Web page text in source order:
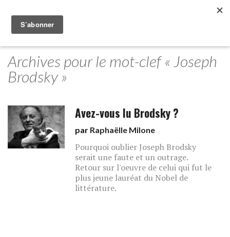
Archives pour le mot-clef « Joseph
Brodsky »
Avez-vous lu Brodsky ?
par Raphaëlle Milone
Pourquoi oublier Joseph Brodsky
serait une faute et un outrage.
Retour sur l'oeuvre de celui qui fut le
plus jeune lauréat du Nobel de
littérature.